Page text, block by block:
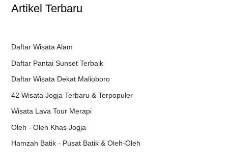
Artikel Terbaru
Daftar Wisata Alam
Daftar Pantai Sunset Terbaik
Daftar Wisata Dekat Malioboro
42 Wisata Jogja Terbaru & Terpopuler
Wisata Lava Tour Merapi
Oleh - Oleh Khas Jogja
Hamzah Batik - Pusat Batik & Oleh-Oleh